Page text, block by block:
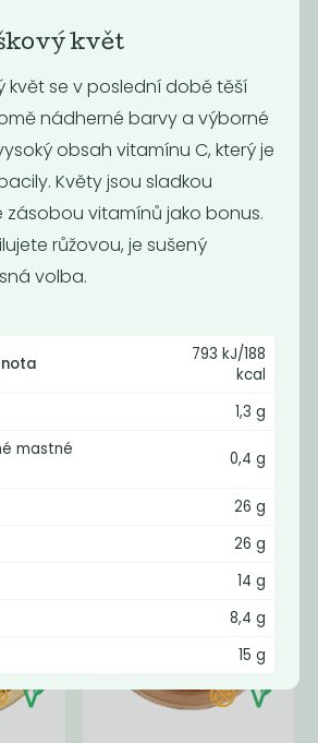
Bio sušený
ananas kousky
450Kč/ Kg
květ
květ se v poslední době těší
nádherné barvy a výborné
obsah vitamínu C, který je
Květy jsou sladkou
vitamínů jako bonus.
růžovou, je sušený
volba.
793 kJ/188
kcal
1,3 g
mastné
0,4 g
26 g
26 g
14 g
8,4 g
15 g